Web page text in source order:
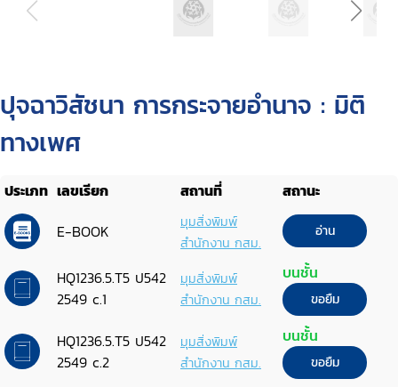
ปุจฉาวิสัชนา การกระจายอำนาจ : มิติ
ทางเพศ
ประเภท เลขเรียก สถานที่
สถานะ
E-BOOK
มุมสิ่งพิมพ์
สำนักงาน กสม.
อ่าน
HQ1236.5.T5 ป542
2549 c.1
มุมสิ่งพิมพ์
สำนักงาน กสม.
บนชั้น
ขอยืม
HQ1236.5.T5 ป542
2549 c.2
มุมสิ่งพิมพ์
สำนักงาน กสม.
บนชั้น
ขอยืม